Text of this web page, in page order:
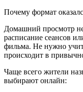
Почему формат
Домашний просмотр не
расписание сеансов
фильма. Не нужно
происходит в
Чаще всего жители
выбирают онлайн: